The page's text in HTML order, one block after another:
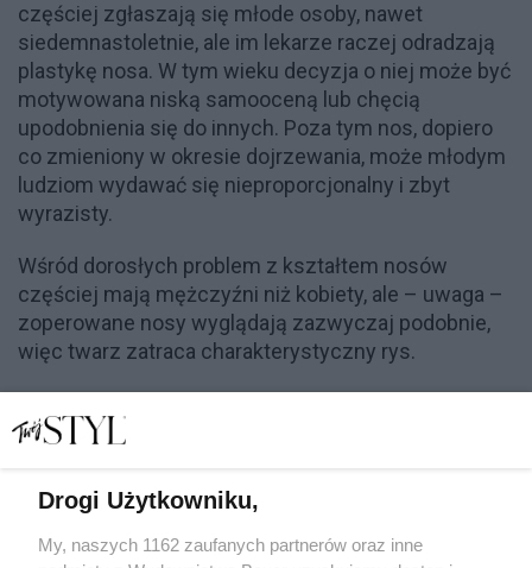
częściej zgłaszają się młode osoby, nawet
siedemnastoletnie, ale im lekarze raczej odradzają
plastykę nosa. W tym wieku decyzja o niej może być
motywowana niską samooceną lub chęcią
upodobnienia się do innych. Poza tym nos, dopiero
co zmieniony w okresie dojrzewania, może młodym
ludziom wydawać się nieproporcjonalny i zbyt
wyrazisty.
Wśród dorosłych problem z kształtem nosów
częściej mają mężczyźni niż kobiety, ale – uwaga –
zoperowane nosy wyglądają zazwyczaj podobnie,
więc twarz zatraca charakterystyczny rys.
w znieczuleniu ogólnym i trwa około dwóch godzin.
piezoelektryczna, cięcie kości jest precyzyjne,
a otaczające tkanki, w tym śluzówka i naczynia
krwionośne, są znacznie mniej naruszane niż
Drogi Użytkowniku,
My, naszych 1162 zaufanych partnerów oraz inne